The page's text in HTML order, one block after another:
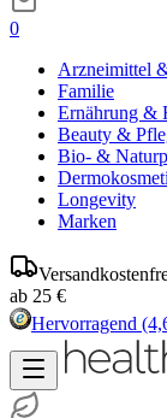
0
Arzneimittel
Familie
Ernährung &
Beauty &
Bio- &
Longevity
Marken
ab 25 €
Hervorragend